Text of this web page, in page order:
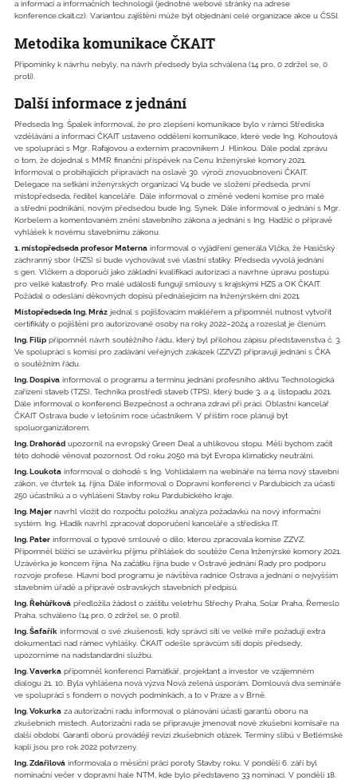
a informací a informačních technologií (jednotné webové stránky na adrese
konference.ckait.cz). Variantou zajištění může být objednání celé organizace akce u ČSSI.
Metodika komunikace ČKAIT
Připomínky k návrhu nebyly, na návrh předsedy byla schválena (14 pro, 0 zdržel se, 0
proti).
Další informace z jednání
Předseda Ing. Špalek informoval, že pro zlepšení komunikace bylo v rámci Střediska
vzdělávání a informací ČKAIT ustaveno oddělení komunikace, které vede Ing. Kohoutová
ve spolupráci s Mgr. Rafajovou a externím pracovníkem J. Hlinkou. Dále podal zprávu
o tom, že dojednal s MMR finanční příspěvek na Cenu Inženýrské komory 2021.
Informoval o probíhajících přípravách na oslavě 30. výročí znovuobnovení ČKAIT.
Delegace na setkání inženýrských organizací V4 bude ve složení předseda, první
místopředseda, ředitel kanceláře. Dále informoval o změně vedení komise pro malé
a střední podnikání, novým předsedou bude Ing. Synek. Dále informoval o jednání s Mgr.
Korbelem a komentovaném znění stavebního zákona a jednání s Ing. Hadžić o přípravě
vyhlášek k novému stavebnímu zákonu.
1. místopředseda profesor Materna informoval o vyjádření generála Vlčka, že Hasičský
záchranný sbor (HZS) si bude vychovávat své vlastní statiky. Předseda vyvolá jednání
s gen. Vlčkem a doporučí jako základní kvalifikaci autorizaci a navrhne úpravu postupů
pro velké katastrofy. Pro malé události fungují smlouvy s krajskými HZS a OK ČKAIT.
Požádal o odeslání děkovných dopisů přednášejícím na Inženýrském dni 2021.
Místopředseda Ing. Mráz jednal s pojišťovacím makléřem a připomněl nutnost vytvořit
certifikáty o pojištění pro autorizované osoby na roky 2022–2024 a rozeslat je členům.
Ing. Filip připomněl návrh soutěžního řádu, který byl přílohou zápisu představenstva č. 3.
Ve spolupráci s komisí pro zadávání veřejných zakázek (ZZVZ) připravují jednání s ČKA
o soutěžním řádu.
Ing. Dospiva informoval o programu a termínu jednání profesního aktivu Technologická
zařízení staveb (TZS), Technika prostředí staveb (TPS), který bude 3. a 4. listopadu 2021.
Dále informoval o konferenci Bezpečnost a ochrana zdraví při práci. Oblastní kancelář
ČKAIT Ostrava bude v letošním roce účastníkem. V příštím roce plánují být
spoluorganizátorem.
Ing. Drahorád upozornil na evropský Green Deal a uhlíkovou stopu. Měli bychom začít
této dohodě věnovat pozornost. Od roku 2050 má být Evropa klimaticky neutrální.
Ing. Loukota informoval o dohodě s Ing. Vohlídalem na webináře na téma nový stavební
zákon, ve čtvrtek 14. října. Dále informoval o Dopravní konferenci v Pardubicích za účasti
250 účastníků a o vyhlášení Stavby roku Pardubického kraje.
Ing. Majer navrhl vložit do rozpočtu položku analýza požadavků na nový informační
systém. Ing. Hladík navrhl zpracovat doporučení kanceláře a střediska IT.
Ing. Pater informoval o typové smlouvě o dílo, kterou zpracovala komise ZZVZ.
Připomněl blížící se uzávěrku příjmu přihlášek do soutěže Cena Inženýrské komory 2021.
Uzávěrka je koncem října. Na začátku října bude v Ostravě jednání Rady pro podporu
rozvoje profese. Hlavní bod programu je návštěva radnice Ostrava a jednání o nejvyšším
stavebním úřadě a přípravě ostravských stavebních předpisů.
Ing. Řehůřková předložila žádost o záštitu veletrhu Střechy Praha, Solar Praha, Řemeslo
Praha, schváleno (14 pro, 0 zdržel se, 0 proti).
Ing. Šafařík informoval o své zkušenosti, kdy správci sítí ve velké míře požadují extra
dokumentaci nad rámec vyhlášky. ČKAIT odešle správcům sítí dopis předsedy,
upozorníme na nadstandardní službu.
Ing. Vaverka připomněl konferenci Památkář, projektant a investor ve vzájemném
dialogu 21. 10. Byla vyhlášena nová výzva Nová zelená úsporám. Domlouvá dva semináře
ve spolupráci s fondem o nových podmínkách, a to v Praze a v Brně.
Ing. Vokurka za autorizační radu informoval o plánování účasti garantů oboru na
zkušebních místech. Autorizační rada se připravuje jmenovat nové zkušební komisaře na
další období. Garanti oborů provádějí revizi zkušebních otázek. Termíny slibů v Betlémské
kapli jsou pro rok 2022 potvrzeny.
Ing. Zdařilová informovala o měsíční práci poroty Stavby roku. V pondělí 6. září byl
nominační večer v dopravní hale NTM, kde bylo představeno 33 nominací. V pondělí 18.